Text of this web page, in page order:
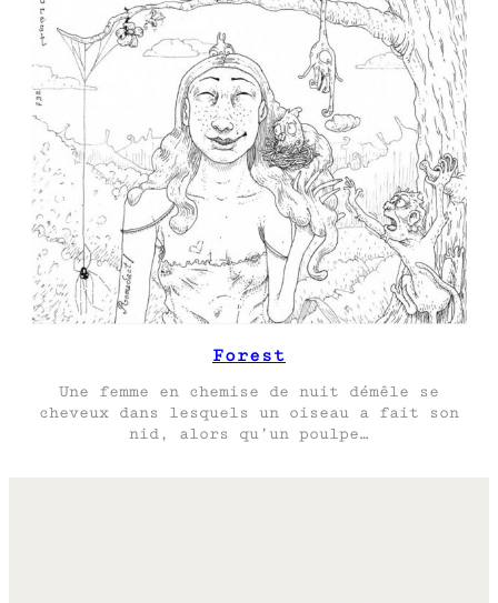
Forest
Une femme en chemise de nuit démêle se
cheveux dans lesquels un oiseau a fait son
nid, alors qu’un poulpe…